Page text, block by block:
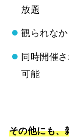
放題
観られな
同時開催
可能
その他にも、